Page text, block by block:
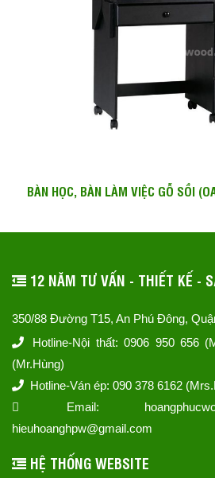
BÀN HỌC, BÀN LÀM VIỆC GỖ SỒI
12 NĂM TƯ VẤN - THIẾT KẾ -
350/88 Đường T15, An Phú Đông,
Hotline-Nội thất: 0906 950 656
(Mr.Hùng)
Hotline-Ván ép: 090 378 6162
Email:
hieuhoanghpw@gmail.com
HỆ THỐNG WEBSITE